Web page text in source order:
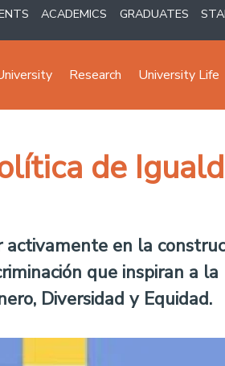
ACADEMICS GRADUATES
Research University Life
de
en la
que inspiran a la
Diversidad y Equidad.